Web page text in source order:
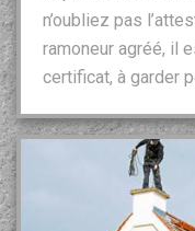
n’oubliez pas
ramoneur agréé, il
certificat, à garder